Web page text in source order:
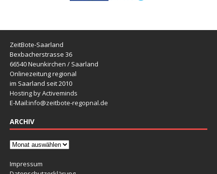
ZeitBote-Saarland
Bexbacherstrasse 36
66540 Neunkirchen / Saarland
Onlinezeitung regional
im Saarland seit 2010
Hosting by Activeminds
E-Mail:info@zeitbote-regopnal.de
ARCHIV
Impressum